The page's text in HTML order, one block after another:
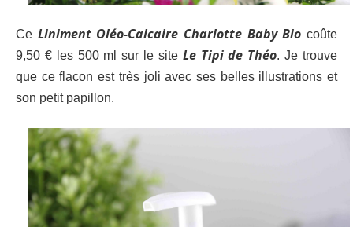
Ce Liniment Oléo-Calcaire Charlotte Baby Bio coûte
9,50 € les 500 ml sur le site Le Tipi de Théo. Je trouve
que ce flacon est très joli avec ses belles illustrations et
son petit papillon.